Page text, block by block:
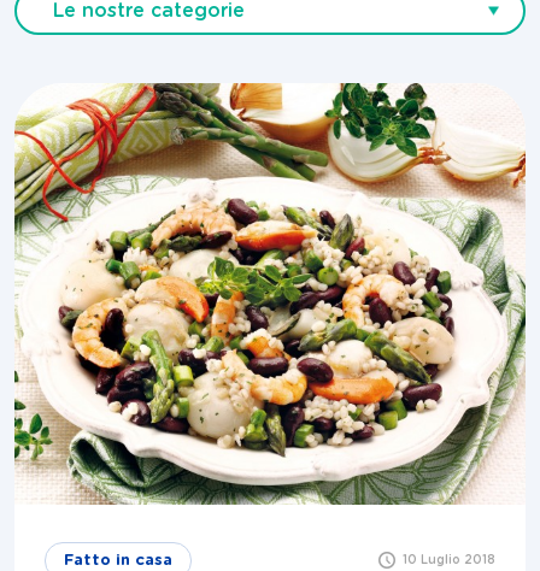
Le nostre categorie
Fatto in casa 10 Luglio 2018